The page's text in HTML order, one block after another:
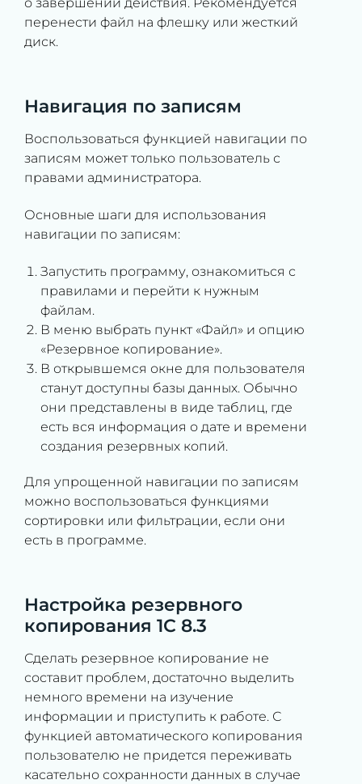
перенести файл на флешку или жесткий
диск.
Навигация по записям
Воспользоваться функцией навигации по
записям может только пользователь с
правами администратора.
Основные шаги для использования
навигации по записям:
Запустить программу, ознакомиться с
правилами и перейти к нужным
файлам.
В меню выбрать пункт «Файл» и опцию
«Резервное копирование».
В открывшемся окне для пользователя
станут доступны базы данных. Обычно
они представлены в виде таблиц, где
есть вся информация о дате и времени
создания резервных копий.
Для упрощенной навигации по записям
можно воспользоваться функциями
сортировки или фильтрации, если они
есть в программе.
Настройка резервного
копирования 1С 8.3
Сделать резервное копирование не
составит проблем, достаточно выделить
немного времени на изучение
информации и приступить к работе. С
функцией автоматического копирования
пользователю не придется переживать
касательно сохранности данных в случае